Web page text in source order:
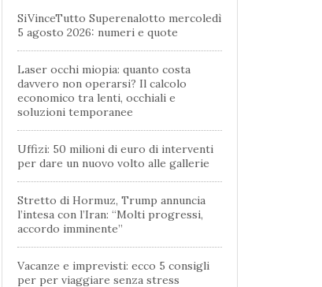
SiVinceTutto Superenalotto mercoledì
5 agosto 2026: numeri e quote
Laser occhi miopia: quanto costa
davvero non operarsi? Il calcolo
economico tra lenti, occhiali e
soluzioni temporanee
Uffizi: 50 milioni di euro di interventi
per dare un nuovo volto alle gallerie
Stretto di Hormuz, Trump annuncia
l’intesa con l’Iran: “Molti progressi,
accordo imminente”
Vacanze e imprevisti: ecco 5 consigli
per per viaggiare senza stress